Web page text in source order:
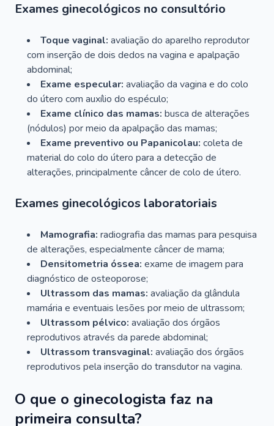
Exames ginecológicos no consultório
Toque vaginal: avaliação do aparelho reprodutor
com inserção de dois dedos na vagina e apalpação
abdominal;
Exame especular: avaliação da vagina e do colo
do útero com auxílio do espéculo;
Exame clínico das mamas: busca de alterações
(nódulos) por meio da apalpação das mamas;
Exame preventivo ou Papanicolau: coleta de
material do colo do útero para a detecção de
alterações, principalmente câncer de colo de útero.
Exames ginecológicos laboratoriais
Mamografia: radiografia das mamas para pesquisa
de alterações, especialmente câncer de mama;
Densitometria óssea: exame de imagem para
diagnóstico de osteoporose;
Ultrassom das mamas: avaliação da glândula
mamária e eventuais lesões por meio de ultrassom;
Ultrassom pélvico: avaliação dos órgãos
reprodutivos através da parede abdominal;
Ultrassom transvaginal: avaliação dos órgãos
reprodutivos pela inserção do transdutor na vagina.
O que o ginecologista faz na
primeira consulta?